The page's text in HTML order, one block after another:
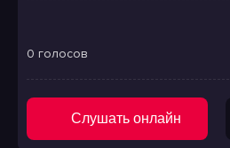
0 голосов
Слушать онлайн